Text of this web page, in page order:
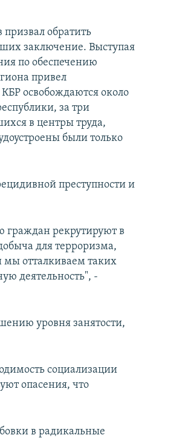
обратить
заключение. Выступая
по обеспечению
привел
освобождаются около
за три
в центры труда,
были только
преступности и
граждан рекрутируют в
для терроризма,
мы отталкиваем таких
деятельность", -
уровня занятости,
социализации
опасения, что
в радикальные